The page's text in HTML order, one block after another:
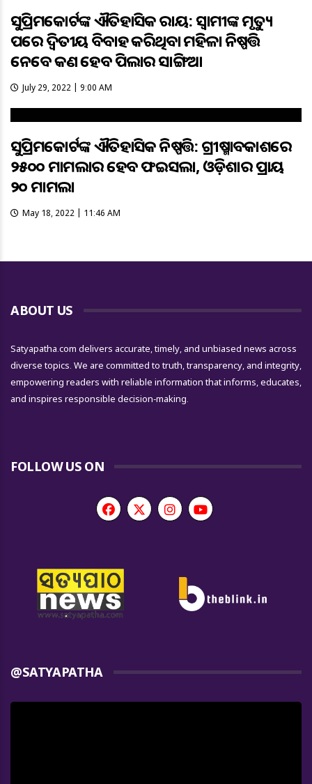
ସୁପ୍ରିମକୋର୍ଟଙ୍କ ଐତିହାସିକ ରାୟ: ସ୍ୱାମୀଙ୍କ ମୃତ୍ୟୁ
ପରେ ଦ୍ୱିତୀୟ ବିବାହ କରିଥିବା ମହିଳା ନିଷ୍ପତ୍ତି
ନେବେ କଣ ହେବ ପିଲାର ସାଙ୍ଗିଆ
July 29, 2022 | 9:00 AM
ସୁପ୍ରିମକୋର୍ଟଙ୍କ ‌ଐତିହାସିକ ନିଷ୍ପତ୍ତି: ଗ୍ରୀଷ୍ମାବକାଶରେ
୨୫୦୦ ମାମଲାର ହେବ ଫଇସଲା, ଓଡ଼ିଶାର ପ୍ରାୟ
୨୦ ମାମଲା
May 18, 2022 | 11:46 AM
ABOUT US
Satyapatha.com delivers accurate, timely, and unbiased news across
diverse topics. We are committed to truth, transparency, and integrity,
empowering readers with reliable information that informs, educates,
and inspires responsible decision-making.
FOLLOW US ON
@SATYAPATHA